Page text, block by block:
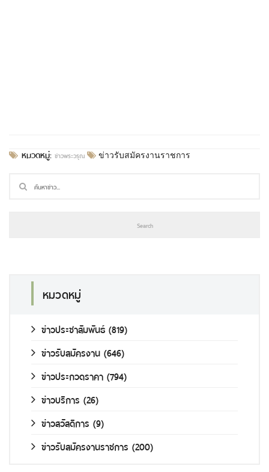
หมวดหมู่: ข่าวพระวรุณ ข่าวรับสมัครงานราชการ
หมวดหมู่
ข่าวประชาสัมพันธ์ (819)
ข่าวรับสมัครงาน (646)
ข่าวประกวดราคา (794)
ข่าวบริการ (26)
ข่าวสวัสดิการ (9)
ข่าวรับสมัครงานราชการ (200)